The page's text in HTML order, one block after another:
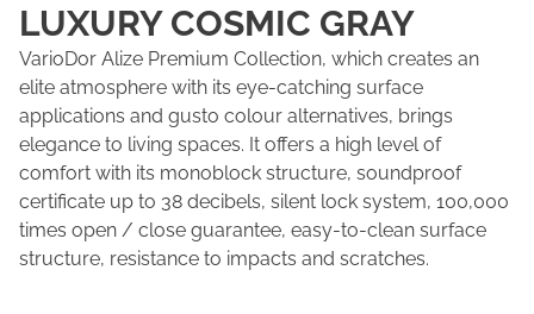
LUXURY COSMIC GRAY
VarioDor Alize Premium Collection, which creates an
elite atmosphere with its eye-catching surface
applications and gusto colour alternatives, brings
elegance to living spaces. It offers a high level of
comfort with its monoblock structure, soundproof
certificate up to 38 decibels, silent lock system, 100,000
times open / close guarantee, easy-to-clean surface
structure, resistance to impacts and scratches.